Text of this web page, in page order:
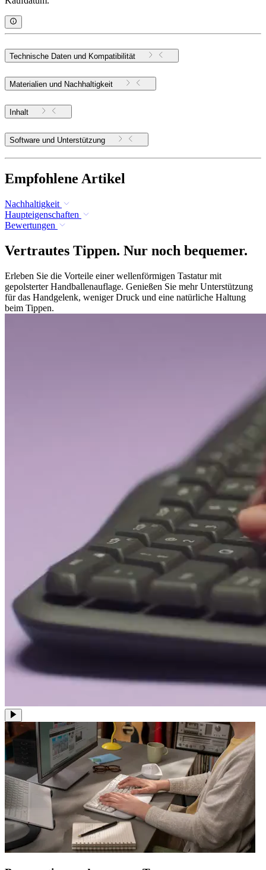
Technische Daten und Kompatibilität
Materialien und Nachhaltigkeit
Inhalt
Software und Unterstützung
Empfohlene Artikel
Nachhaltigkeit
Haupteigenschaften
Bewertungen
Vertrautes Tippen. Nur noch bequemer.
Erleben Sie die Vorteile einer wellenförmigen Tastatur mit
gepolsterter Handballenauflage. Genießen Sie mehr Unterstützung
für das Handgelenk, weniger Druck und eine natürliche Haltung
beim Tippen.